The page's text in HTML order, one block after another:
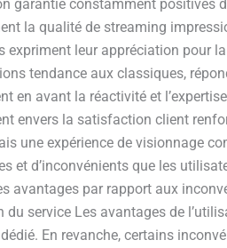
garantie constamment positives
la qualité de streaming
expriment leur appréciation pour
tendance aux classiques,
en avant la réactivité et
envers la satisfaction client
une expérience de visionnage
et d’inconvénients que les
avantages par rapport aux
du service Les avantages de
En revanche, certains